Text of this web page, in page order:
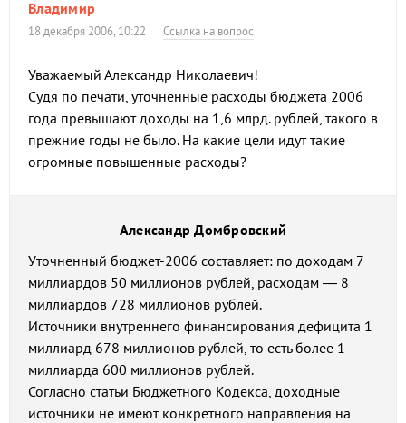
Владимир
18 декабря 2006, 10:22 Ссылка на вопрос
Уважаемый Александр Николаевич!
Судя по печати, уточненные расходы бюджета 2006
года превышают доходы на 1,6 млрд. рублей, такого в
прежние годы не было. На какие цели идут такие
огромные повышенные расходы?
Александр Домбровский
Уточненный бюджет-2006 составляет: по доходам 7
миллиардов 50 миллионов рублей, расходам — 8
миллиардов 728 миллионов рублей.
Источники внутреннего финансирования дефицита 1
миллиард 678 миллионов рублей, то есть более 1
миллиарда 600 миллионов рублей.
Согласно статьи Бюджетного Кодекса, доходные
источники не имеют конкретного направления на